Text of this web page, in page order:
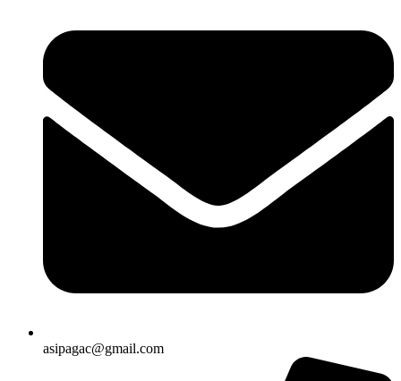
asipagac@gmail.com